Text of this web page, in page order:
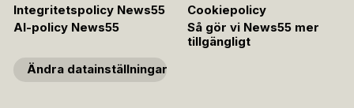
Integritetspolicy News55
Cookiepolicy
AI-policy News55
Så gör vi News55 mer
tillgängligt
Ändra datainställningar